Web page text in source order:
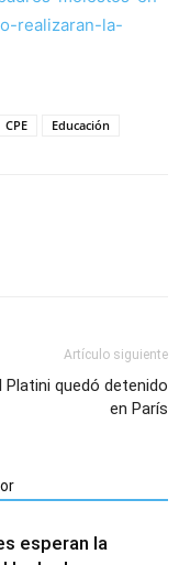
realizaran-la-
CPE Educación
Artículo siguiente
Platini quedó detenido
en París
esperan la